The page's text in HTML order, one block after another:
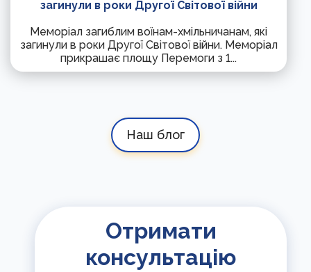
загинули в роки Другої Світової війни
Меморіал загиблим воїнам-хмільничанам, які
загинули в роки Другої Світової війни. Меморіал
прикрашає площу Перемоги з 1...
Наш блог
Отримати
консультацію